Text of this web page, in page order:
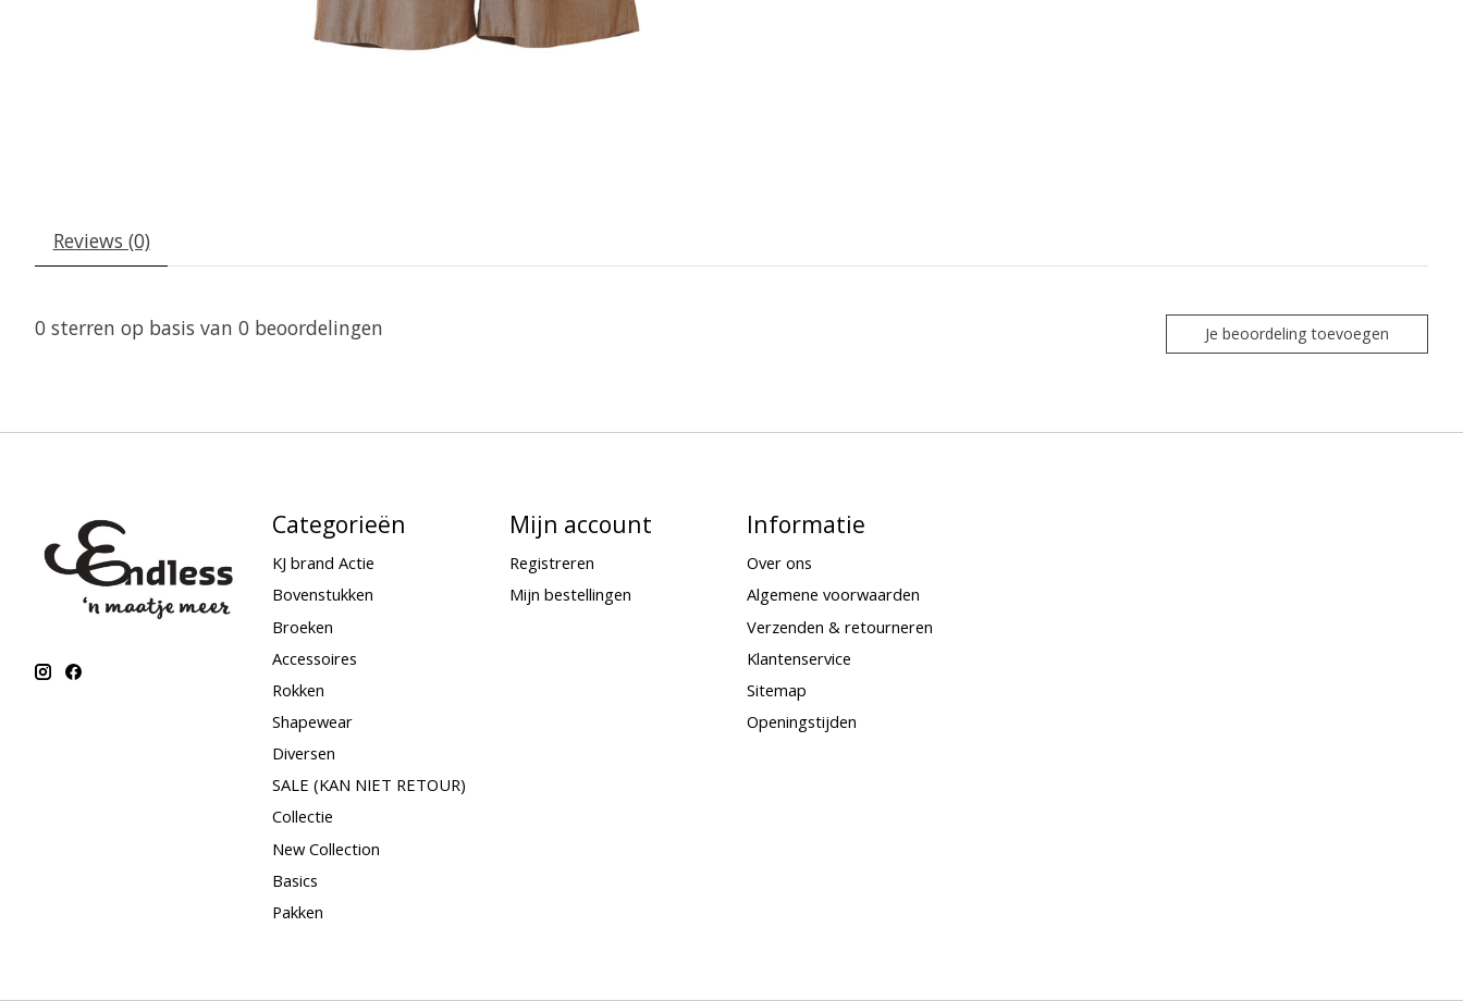
Reviews (0)
0 sterren op basis van 0 beoordelingen Je beoordeling toevoegen
Categorieën
KJ brand Actie
Bovenstukken
Broeken
Accessoires
Rokken
Shapewear
Diversen
SALE (KAN NIET RETOUR)
Collectie
New Collection
Basics
Pakken
Mijn account
Registreren
Mijn bestellingen
Informatie
Over ons
Algemene voorwaarden
Verzenden & retourneren
Klantenservice
Sitemap
Openingstijden